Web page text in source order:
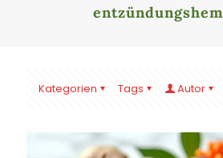
Kategorien Tags Autor